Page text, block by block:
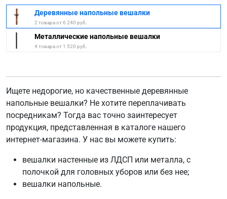
Деревянные напольные вешалки
2 товара от 6 240 руб.
Металлические напольные вешалки
4 товара от 1 520 руб.
Ищете недорогие, но качественные деревянные
напольные вешалки? Не хотите переплачивать
посредникам? Тогда вас точно заинтересует
продукция, представленная в каталоге нашего
интернет-магазина. У нас вы можете купить:
вешалки настенные из ЛДСП или металла, с
полочкой для головных уборов или без нее;
вешалки напольные.